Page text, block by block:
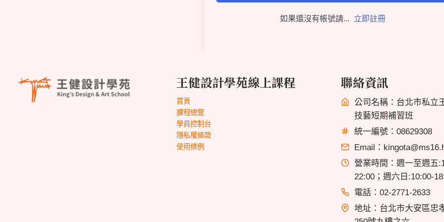
如果還沒有帳號請... 立即註冊
王健設計學苑線上課程
首頁
課程總覽
學員控制台
隱私權條款
使用條例
聯絡資訊
公司名稱：台北市私立
技藝短期補習班
統一編號：08629308
Email：
營業時間：週一至週五
22:00；週六日:10:00-
電話：02-2771-2633
地址：台北市大安區忠